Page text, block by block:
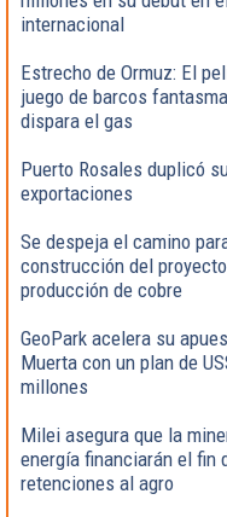
internacional
Estrecho de Ormuz: El
juego de barcos
dispara el gas
Puerto Rosales duplicó
exportaciones
Se despeja el camino
construcción del
producción de cobre
GeoPark acelera su
Muerta con un plan de
millones
Milei asegura que la
energía financiarán el fin
retenciones al agro